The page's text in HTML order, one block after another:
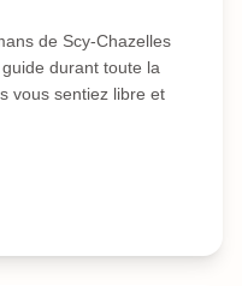
de Scy-Chazelles
durant toute la
vous sentiez libre et